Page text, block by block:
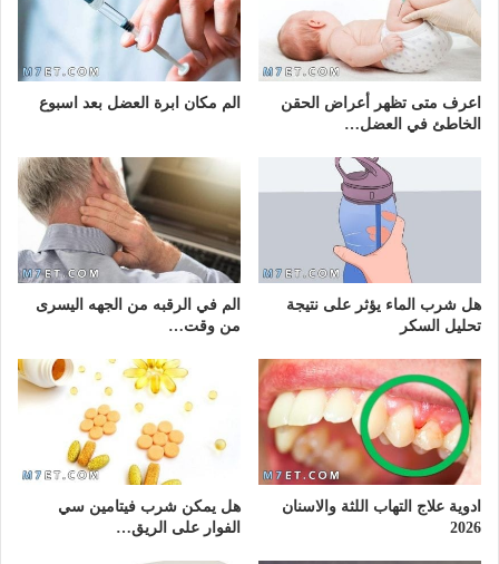
اعرف متى تظهر أعراض الحقن
الخاطئ في العضل…
الم مكان ابرة العضل بعد اسبوع
هل شرب الماء يؤثر على نتيجة
تحليل السكر
الم في الرقبه من الجهه اليسرى
من وقت…
ادوية علاج التهاب اللثة والاسنان
2026
هل يمكن شرب فيتامين سي
الفوار على الريق…